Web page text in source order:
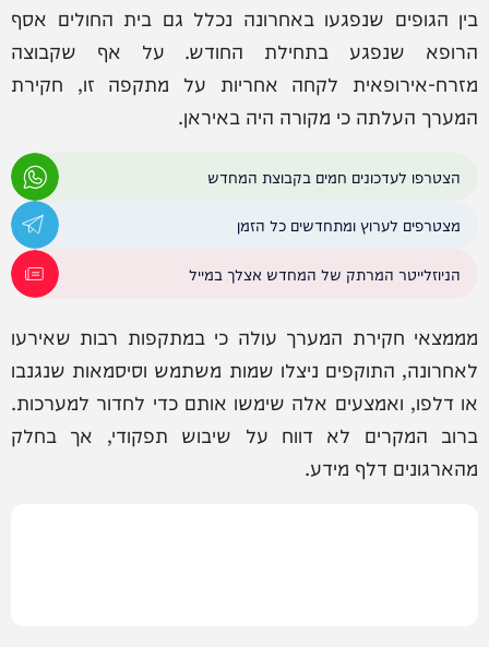
בין הגופים שנפגעו באחרונה נכלל גם בית החולים אסף
הרופא שנפגע בתחילת החודש. על אף שקבוצה
מזרח-אירופאית לקחה אחריות על מתקפה זו, חקירת
המערך העלתה כי מקורה היה באיראן.
הצטרפו לעדכונים חמים בקבוצת המחדש
מצטרפים לערוץ ומתחדשים כל הזמן
הניוזלייטר המרתק של המחדש אצלך במייל
מממצאי חקירת המערך עולה כי במתקפות רבות שאירעו
לאחרונה, התוקפים ניצלו שמות משתמש וסיסמאות שנגנבו
או דלפו, ואמצעים אלה שימשו אותם כדי לחדור למערכות.
ברוב המקרים לא דווח על שיבוש תפקודי, אך בחלק
מהארגונים דלף מידע.